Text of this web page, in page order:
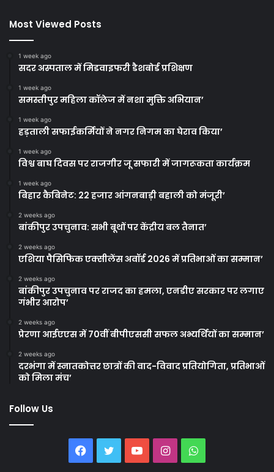
Most Viewed Posts
1 week ago
सदर अस्पताल में मिडवाइफरी डैशबोर्ड प्रशिक्षण
1 week ago
समस्तीपुर महिला कॉलेज में नशा मुक्ति अभियान’
1 week ago
हड़ताली सफाईकर्मियों ने नगर निगम का घेराव किया’
1 week ago
विश्व बाघ दिवस पर राजगीर जू सफारी में जागरूकता कार्यक्रम
1 week ago
बिहार कैबिनेट: 22 हजार आंगनबाड़ी बहाली को मंजूरी’
2 weeks ago
बांकीपुर उपचुनाव: सभी बूथों पर केंद्रीय बल तैनात’
2 weeks ago
एशिया पैसिफिक एक्सीलेंस अवॉर्ड 2026 में प्रतिभाओं का सम्मान’
2 weeks ago
बांकीपुर उपचुनाव पर राजद का हमला, एनडीए सरकार पर लगाए
गंभीर आरोप’
2 weeks ago
प्रेरणा आईएएस में 70वीं बीपीएससी सफल अभ्यर्थियों का सम्मान’
2 weeks ago
दरभंगा में स्नातकोत्तर छात्रों की वाद-विवाद प्रतियोगिता, प्रतिभाओं
को मिला मंच’
Follow Us
Facebook
TwitterYouTubeInstagramWhatsApp